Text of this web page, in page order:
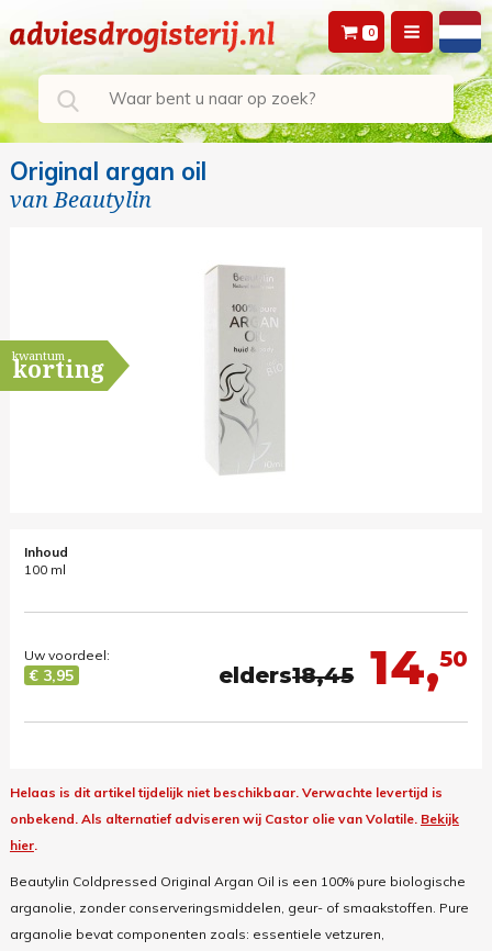
0
Original argan oil
vanBeautylin
kwantum
korting
Inhoud
100 ml
14,50
elders18,45
Uw voordeel:
€ 3,95
Helaas is dit artikel tijdelijk niet beschikbaar. Verwachte levertijd is
onbekend. Als alternatief adviseren wij Castor olie van Volatile. Bekijk
hier.
Beautylin Coldpressed Original Argan Oil is een 100% pure biologische
arganolie, zonder conserveringsmiddelen, geur- of smaakstoffen. Pure
arganolie bevat componenten zoals: essentiele vetzuren,